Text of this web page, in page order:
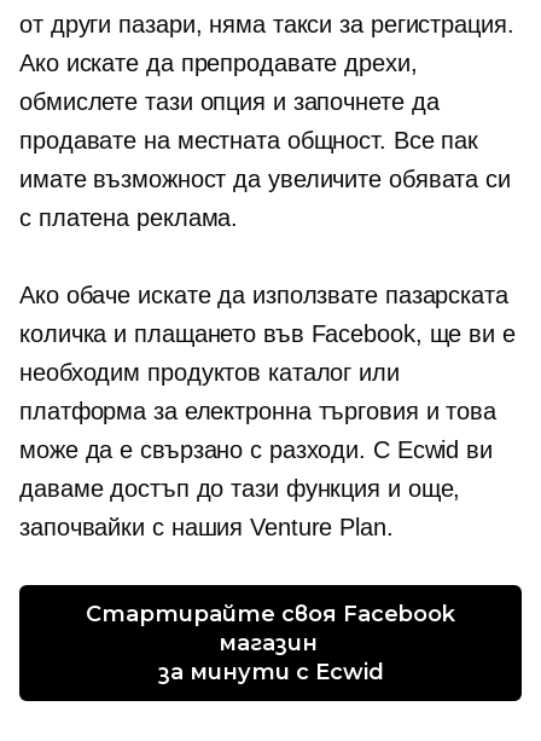
от други пазари, няма такси за регистрация.
Ако искате да препродавате дрехи,
обмислете тази опция и започнете да
продавате на местната общност. Все пак
имате възможност да увеличите обявата си
с платена реклама.
Ако обаче искате да използвате пазарската
количка и плащането във Facebook, ще ви е
необходим продуктов каталог или
платформа за електронна търговия и това
може да е свързано с разходи. С Ecwid ви
даваме достъп до тази функция и още,
започвайки с нашия Venture Plan.
магазин
за минути с Ecwid